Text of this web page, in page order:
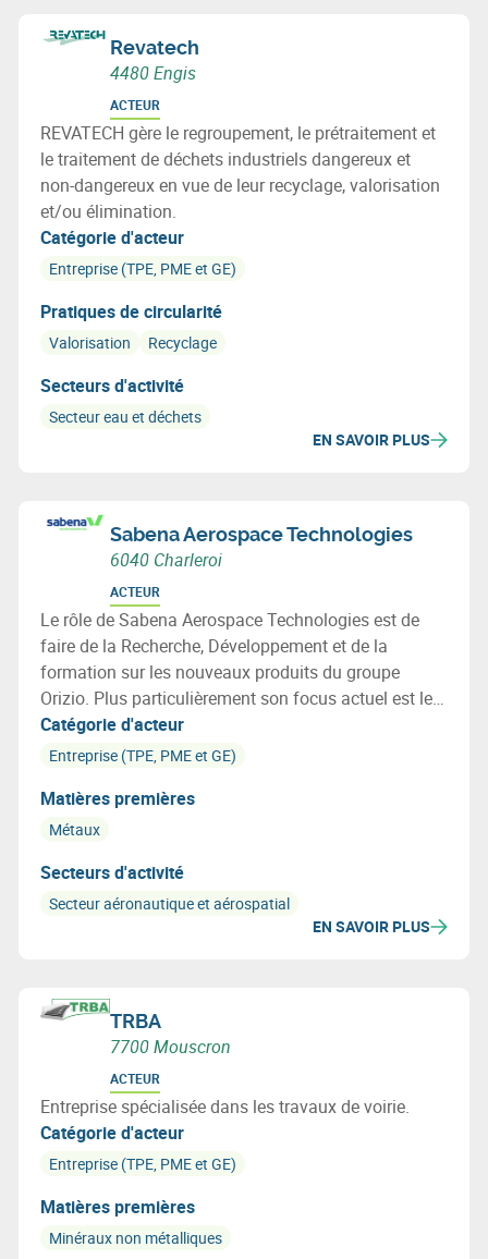
Revatech
4480 Engis
ACTEUR
REVATECH gère le regroupement, le prétraitement et
le traitement de déchets industriels dangereux et
non-dangereux en vue de leur recyclage, valorisation
et/ou élimination.
Catégorie d'acteur
Entreprise (TPE, PME et GE)
Pratiques de circularité
Valorisation Recyclage
Secteurs d'activité
Secteur eau et déchets
EN SAVOIR PLUS
Sabena Aerospace Technologies
6040 Charleroi
ACTEUR
Le rôle de Sabena Aerospace Technologies est de
faire de la Recherche, Développement et de la
formation sur les nouveaux produits du groupe
Orizio. Plus particulièrement son focus actuel est le
développement de technologies et système
industriels liés aux cycle de vie de l’avion notamment
l’avion.
Catégorie d'acteur
Entreprise (TPE, PME et GE)
Matières premières
Métaux
Secteurs d'activité
Secteur aéronautique et aérospatial
EN SAVOIR PLUS
TRBA
7700 Mouscron
ACTEUR
Entreprise spécialisée dans les travaux de voirie.
Catégorie d'acteur
Entreprise (TPE, PME et GE)
Matières premières
Minéraux non métalliques